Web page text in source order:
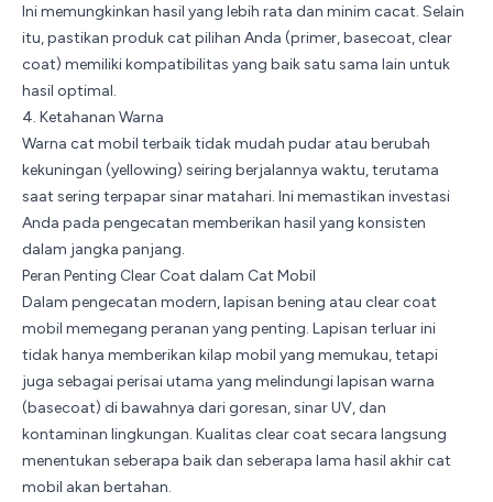
Ini memungkinkan hasil yang lebih rata dan minim cacat. Selain
itu, pastikan produk cat pilihan Anda (primer, basecoat, clear
coat) memiliki kompatibilitas yang baik satu sama lain untuk
hasil optimal.
4. Ketahanan Warna
Warna cat mobil terbaik tidak mudah pudar atau berubah
kekuningan (yellowing) seiring berjalannya waktu, terutama
saat sering terpapar sinar matahari. Ini memastikan investasi
Anda pada pengecatan memberikan hasil yang konsisten
dalam jangka panjang.
Peran Penting Clear Coat dalam Cat Mobil
Dalam pengecatan modern, lapisan bening atau clear coat
mobil memegang peranan yang penting. Lapisan terluar ini
tidak hanya memberikan kilap mobil yang memukau, tetapi
juga sebagai perisai utama yang melindungi lapisan warna
(basecoat) di bawahnya dari goresan, sinarUV, dan
kontaminan lingkungan. Kualitas clear coat secara langsung
menentukan seberapa baik dan seberapa lama hasil akhir cat
mobil akan bertahan.